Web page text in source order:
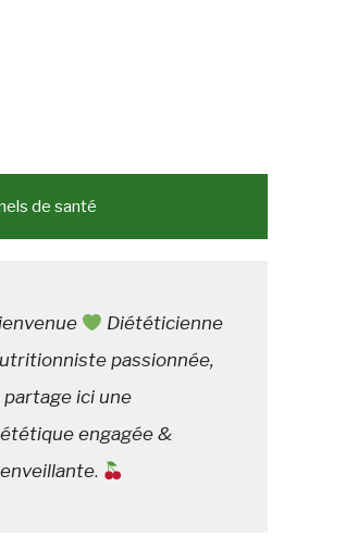
de santé
Diététicienne
passionnée,
partage ici une
engagée &
.